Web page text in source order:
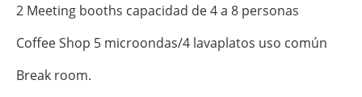
2 Meeting booths capacidad de 4 a 8 personas
Coffee Shop 5 microondas/4 lavaplatos uso común
Break room.